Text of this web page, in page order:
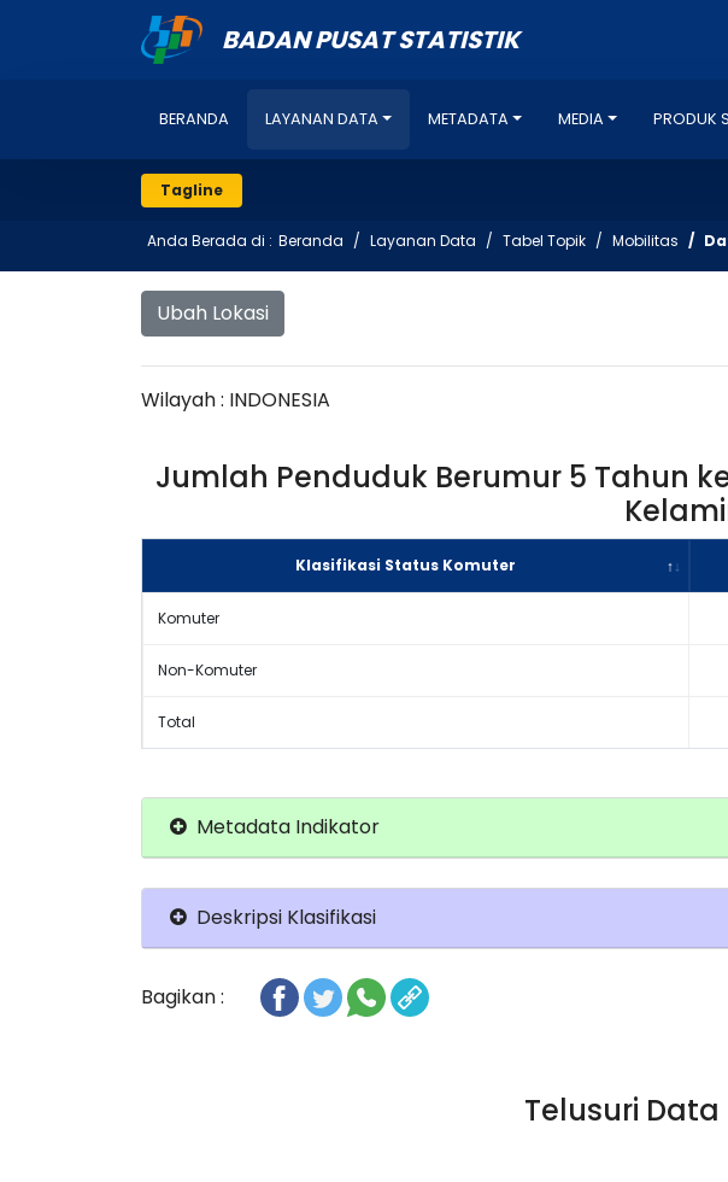
BADAN PUSAT STATISTIK
BERANDA LAYANAN DATA METADATA MEDIA PRODUK
Tagline
Anda Berada di : Beranda Layanan Data Tabel Topik Mobilitas
Ubah Lokasi
Wilayah : INDONESIA
Jumlah Penduduk Berumur 5 Tahun
Klasifikasi Status Komuter
Komuter
Non-Komuter
Total
Metadata Indikator
Deskripsi Klasifikasi
Bagikan :
Telusuri